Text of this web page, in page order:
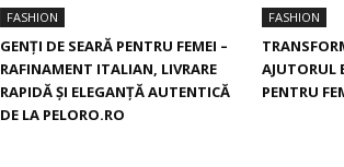
FASHION
GENȚI DE SEARĂ PENTRU FEMEI –
RAFINAMENT ITALIAN, LIVRARE
RAPIDĂ ȘI ELEGANȚĂ AUTENTICĂ
DE LA PELORO.RO
FASHION
AJUTORUL
PENTRU